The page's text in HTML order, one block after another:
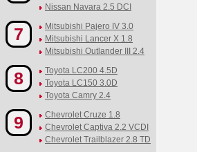
Nissan Navara 2.5 DCI
7
Mitsubishi Pajero IV 3.0
Mitsubishi Lancer X 1.8
Mitsubishi Outlander III 2.4
8
Toyota LC200 4.5D
Toyota LC150 3.0D
Toyota Camry 2.4
9
Chevrolet Cruze 1.8
Chevrolet Captiva 2.2 VCDI
Chevrolet Trailblazer 2.8 TD